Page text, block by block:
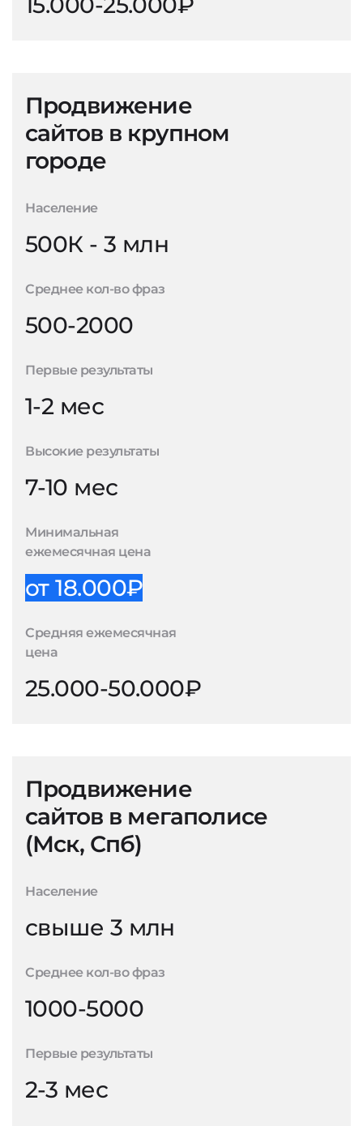
Продвижение
сайтов в крупном
городе
Население
500К - 3 млн
Среднее кол-во фраз
500-2000
Первые результаты
1-2 мес
Высокие результаты
7-10 мес
Минимальная
ежемесячная цена
от 18.000₽
Средняя ежемесячная
цена
25.000-50.000₽
Продвижение
сайтов в мегаполисе
(Мск, Спб)
Население
свыше 3 млн
Среднее кол-во фраз
1000-5000
Первые результаты
2-3 мес